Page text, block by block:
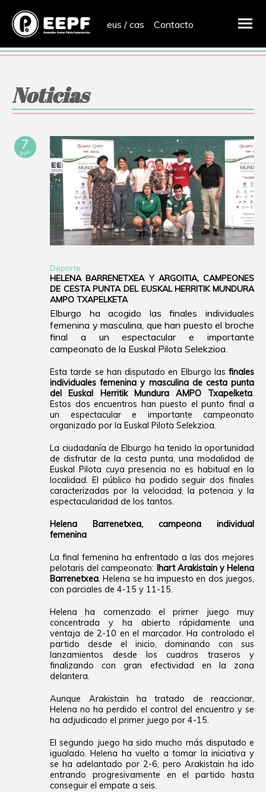
eus / cas Contacto
Noticias
7
jun
Deporte
HELENA BARRENETXEA Y ARGOITIA, CAMPEONES
DE CESTA PUNTA DEL EUSKAL HERRITIK MUNDURA
AMPO TXAPELKETA
Elburgo ha acogido las finales individuales
femenina y masculina, que han puesto el broche
final a un espectacular e importante
campeonato de la Euskal Pilota Selekzioa.
Esta tarde se han disputado en Elburgo las finales
individuales femenina y masculina de cesta punta
del Euskal Herritik Mundura AMPO Txapelketa.
Estos dos encuentros han puesto el punto final a
un espectacular e importante campeonato
organizado por la Euskal Pilota Selekzioa.
La ciudadanía de Elburgo ha tenido la oportunidad
de disfrutar de la cesta punta, una modalidad de
Euskal Pilota cuya presencia no es habitual en la
localidad. El público ha podido seguir dos finales
caracterizadas por la velocidad, la potencia y la
espectacularidad de los tantos.
Helena Barrenetxea, campeona individual
femenina
La final femenina ha enfrentado a las dos mejores
pelotaris del campeonato: Ihart Arakistain y Helena
Barrenetxea. Helena se ha impuesto en dos juegos,
con parciales de 4-15 y 11-15.
Helena ha comenzado el primer juego muy
concentrada y ha abierto rápidamente una
ventaja de 2-10 en el marcador. Ha controlado el
partido desde el inicio, dominando con sus
lanzamientos desde los cuadros traseros y
finalizando con gran efectividad en la zona
delantera.
Aunque Arakistain ha tratado de reaccionar,
Helena no ha perdido el control del encuentro y se
ha adjudicado el primer juego por 4-15.
El segundo juego ha sido mucho más disputado e
igualado. Helena ha vuelto a tomar la iniciativa y
se ha adelantado por 2-6, pero Arakistain ha ido
entrando progresivamente en el partido hasta
conseguir el empate a seis.